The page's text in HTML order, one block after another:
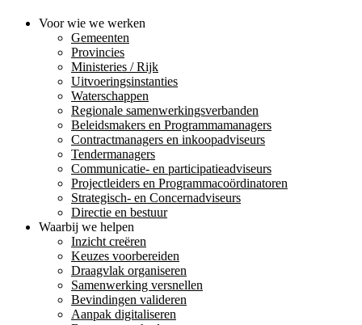
Voor wie we werken
Gemeenten
Provincies
Ministeries / Rijk
Uitvoeringsinstanties
Waterschappen
Regionale samenwerkingsverbanden
Beleidsmakers en Programmamanagers
Contractmanagers en inkoopadviseurs
Tendermanagers
Communicatie- en participatieadviseurs
Projectleiders en Programmacoördinatoren
Strategisch- en Concernadviseurs
Directie en bestuur
Waarbij we helpen
Inzicht creëren
Keuzes voorbereiden
Draagvlak organiseren
Samenwerking versnellen
Bevindingen valideren
Aanpak digitaliseren